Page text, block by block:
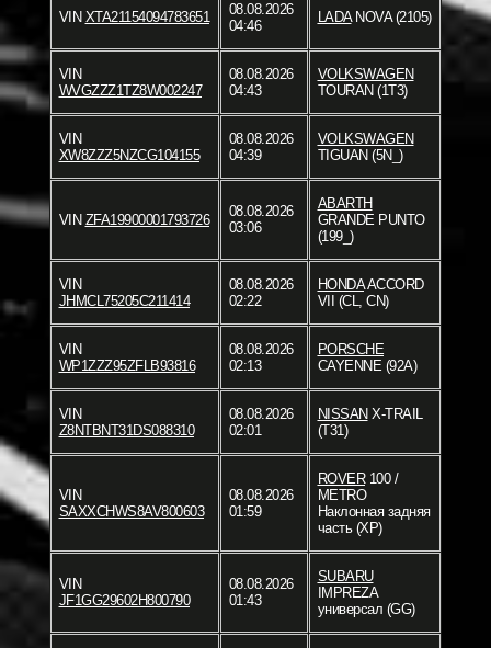
VIN XTA21154094783651
08.08.2026
04:46
LADANOVA (2105)
VIN
WVGZZZ1TZ8W002247
08.08.2026
04:43
VOLKSWAGEN
TOURAN (1T3)
VIN
XW8ZZZ5NZCG104155
08.08.2026
04:39
VOLKSWAGEN
TIGUAN (5N_)
VIN ZFA19900001793726
08.08.2026
03:06
ABARTH
GRANDE PUNTO
(199_)
VIN
JHMCL75205C211414
08.08.2026
02:22
HONDAACCORD
VII (CL, CN)
VIN
WP1ZZZ95ZFLB93816
08.08.2026
02:13
PORSCHE
CAYENNE (92A)
VIN
Z8NTBNT31DS088310
08.08.2026
02:01
NISSAN X-TRAIL
(T31)
VIN
SAXXCHWS8AV800603
08.08.2026
01:59
ROVER100 /
METRO
Наклонная задняя
часть (XP)
VIN
JF1GG29602H800790
08.08.2026
01:43
SUBARU
IMPREZA
универсал (GG)